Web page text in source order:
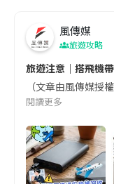
風傳媒
旅遊攻略
旅遊注意｜搭飛機
（文章由風傳媒
閱讀更多